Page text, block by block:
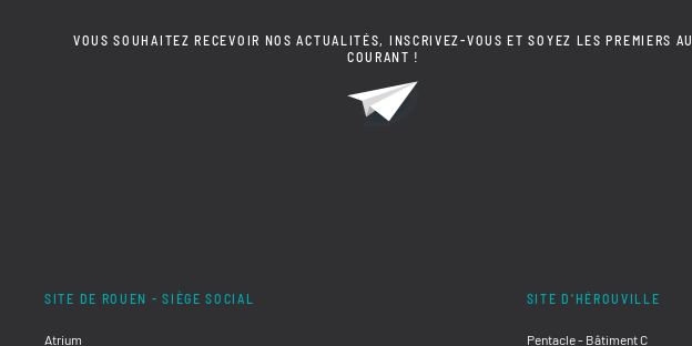
VOUS SOUHAITEZ RECEVOIR NOS ACTUALITÉS, INSCRIVEZ-VOUS ET SOYEZ LES PREMIERS AU
COURANT !
SITE DE ROUEN - SIÈGE SOCIAL
Atrium
SITE D'HÉROUVILLE
Pentacle - Bâtiment C